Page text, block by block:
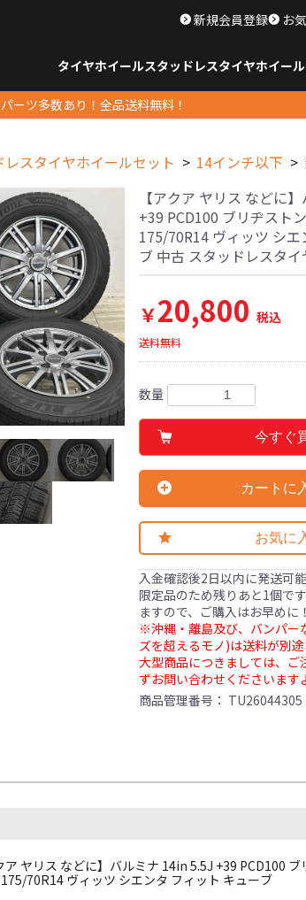
新規会員登録 お
タイヤホイールスタッドレスタイヤホイール
ーツ多数あり！全品送料無料！
レスタイヤホイールセット 14インチ以下
【アクア ヤリス などに
+39 PCD100 ブリヂスト
175/70R14 ヴィッツ シ
ブ 中古 スタッドレスタ
￥20,800 税込
送料無料
数量
今すぐ
カートに
お気に
入金確認後2日以内に発送可
限定品のため残りあと1個で
ますので、ご購入はお早めに！
※沖縄・離島及び、バンパー
ズを超えるモノ)は送料が別途
大型商品につきましては、ご
ずお問い合わせくださいます
商品管理番号： TU26044305
ア ヤリス などに】バルミナ 14in 5.5J +39 PCD100
175/70R14 ヴィッツ シエンタ フィット キューブ